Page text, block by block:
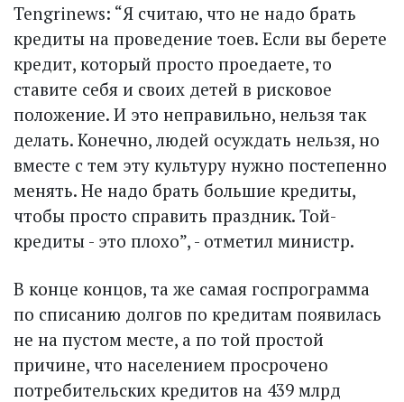
Tengrinews: “Я считаю, что не надо брать
кредиты на проведение тоев. Если вы берете
кредит, который просто проедаете, то
ставите себя и своих детей в рисковое
положение. И это неправильно, нельзя так
делать. Конечно, людей осуждать нельзя, но
вместе с тем эту культуру нужно постепенно
менять. Не надо брать большие кредиты,
чтобы просто справить праздник. Той-
кредиты - это плохо”, - отметил министр.
В конце концов, та же самая госпрограмма
по списанию долгов по кредитам появилась
не на пустом месте, а по той простой
причине, что населением просрочено
потребительских кредитов на 439 млрд